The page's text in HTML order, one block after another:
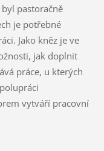
pastoračně
je potřebné
Jako kněz je ve
jak doplnit
práce, u kterých
vytváří pracovní